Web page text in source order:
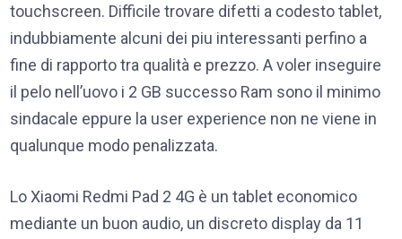
touchscreen. Difficile trovare difetti a codesto tablet,
indubbiamente alcuni dei piu interessanti perfino a
fine di rapporto tra qualità e prezzo. A voler inseguire
il pelo nell’uovo i 2 GB successo Ram sono il minimo
sindacale eppure la user experience non ne viene in
qualunque modo penalizzata.
Lo Xiaomi Redmi Pad 2 4G è un tablet economico
mediante un buon audio, un discreto display da 11